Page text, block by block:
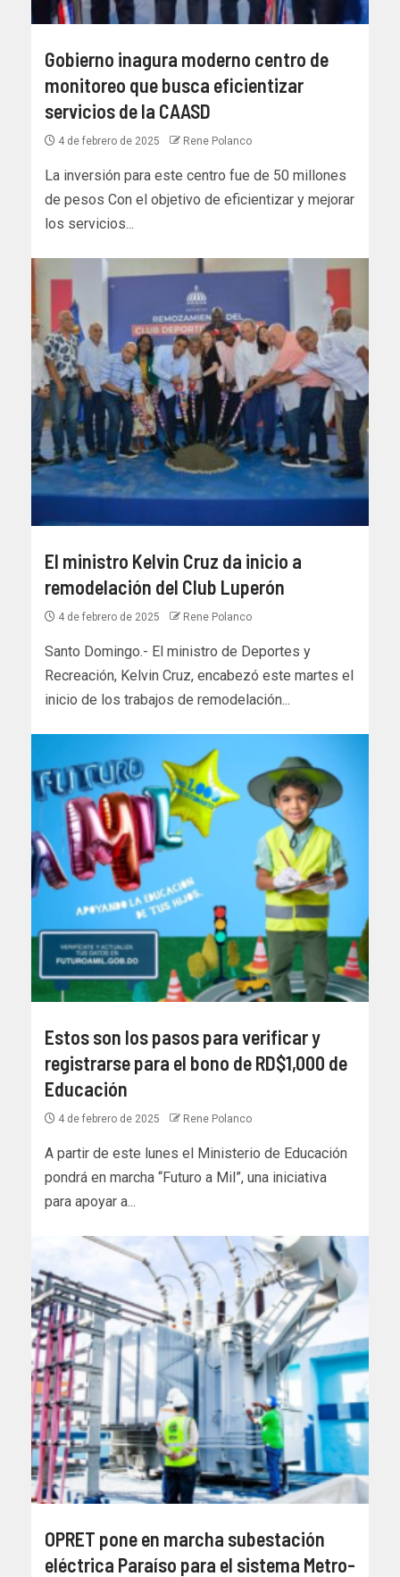
Gobierno inagura moderno centro de
monitoreo que busca eficientizar
servicios de la CAASD
4 de febrero de 2025 Rene Polanco
La inversión para este centro fue de 50 millones
de pesos Con el objetivo de eficientizar y mejorar
los servicios...
El ministro Kelvin Cruz da inicio a
remodelación del Club Luperón
4 de febrero de 2025 Rene Polanco
Santo Domingo.- El ministro de Deportes y
Recreación, Kelvin Cruz, encabezó este martes el
inicio de los trabajos de remodelación...
Estos son los pasos para verificar y
registrarse para el bono de RD$1,000 de
Educación
4 de febrero de 2025 Rene Polanco
A partir de este lunes el Ministerio de Educación
pondrá en marcha “Futuro a Mil”, una iniciativa
para apoyar a...
OPRET pone en marcha subestación
eléctrica Paraíso para el sistema Metro-